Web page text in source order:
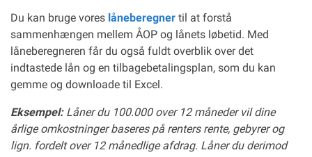
Du kan bruge vores låneberegner til at forstå
sammenhængen mellem ÅOP og lånets løbetid. Med
låneberegneren får du også fuldt overblik over det
indtastede lån og en tilbagebetalingsplan, som du kan
gemme og downloade til Excel.
Eksempel:Låner du 100.000 over 12 måneder vil dine
årlige omkostninger baseres på renters rente, gebyrer og
lign. fordelt over 12 månedlige afdrag. Låner du derimod